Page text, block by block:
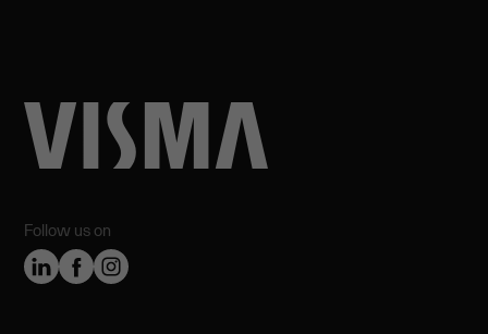
Follow us on